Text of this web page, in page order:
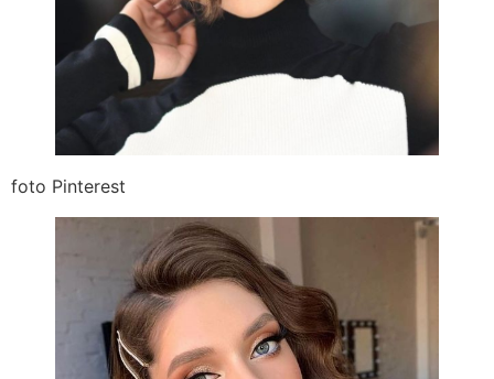
foto Pinterest